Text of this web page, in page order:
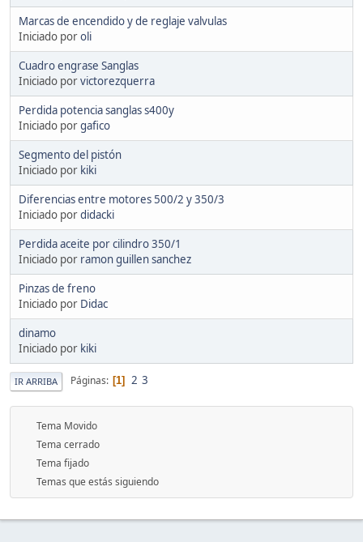
Marcas de encendido y de reglaje valvulas
Iniciado poroli
Cuadro engrase Sanglas
Iniciado porvictorezquerra
Perdida potencia sanglas s400y
Iniciado porgafico
Segmento del pistón
Iniciado por kiki
Diferencias entre motores 500/2 y 350/3
Iniciado pordidacki
Perdida aceite por cilindro 350/1
Iniciado por ramon guillen sanchez
Pinzas de freno
Iniciado por Didac
dinamo
Iniciado por kiki
IR ARRIBA Páginas 1 2 3
Tema Movido
Tema cerrado
Tema fijado
Temas que estás siguiendo